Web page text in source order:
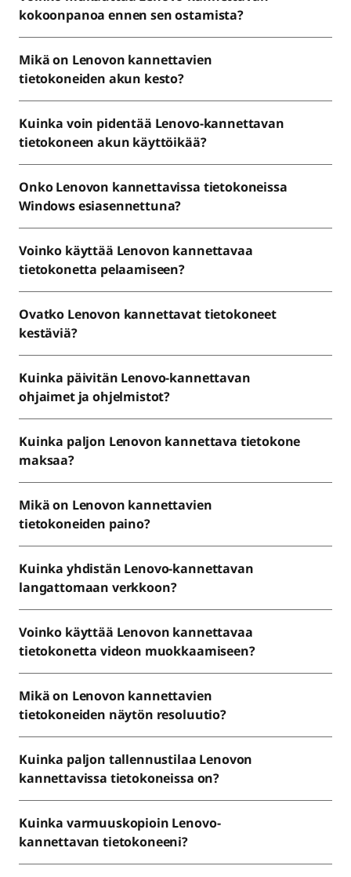
kokoonpanoa ennen sen ostamista?
Mikä on Lenovon kannettavien
tietokoneiden akun kesto?
Kuinka voin pidentää Lenovo-kannettavan
tietokoneen akun käyttöikää?
Onko Lenovon kannettavissa tietokoneissa
Windows esiasennettuna?
Voinko käyttää Lenovon kannettavaa
tietokonetta pelaamiseen?
Ovatko Lenovon kannettavat tietokoneet
kestäviä?
Kuinka päivitän Lenovo-kannettavan
ohjaimet ja ohjelmistot?
Kuinka paljon Lenovon kannettava tietokone
maksaa?
Mikä on Lenovon kannettavien
tietokoneiden paino?
Kuinka yhdistän Lenovo-kannettavan
langattomaan verkkoon?
Voinko käyttää Lenovon kannettavaa
tietokonetta videon muokkaamiseen?
Mikä on Lenovon kannettavien
tietokoneiden näytön resoluutio?
Kuinka paljon tallennustilaa Lenovon
kannettavissa tietokoneissa on?
Kuinka varmuuskopioin Lenovo-
kannettavan tietokoneeni?